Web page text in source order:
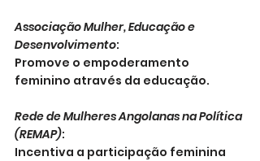
Associação Mulher, Educação e
Desenvolvimento:
Promove o empoderamento
feminino através da educação.
Rede de Mulheres Angolanas na Política
(REMAP):
Incentiva a participação feminina